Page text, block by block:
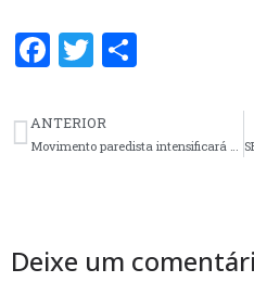
F
e
b
k
T
itt
er e
ANTERIOR
Movimento paredista intensificará a luta pelo Vale no HCPA
Deixe um